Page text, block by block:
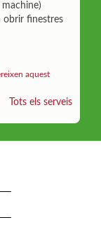
obrir finestres
aquest
Tots els serveis